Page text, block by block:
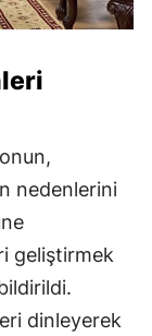
nedenlerini
geliştirmek
dinleyerek